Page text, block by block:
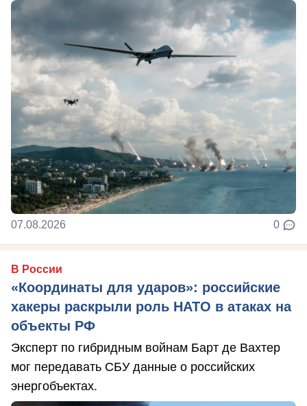
07.08.2026 0
В России
«Координаты для ударов»: российские
хакеры раскрыли роль НАТО в атаках на
объекты РФ
Эксперт по гибридным войнам Барт де Вахтер
мог передавать СБУ данные о российских
энергобъектах.